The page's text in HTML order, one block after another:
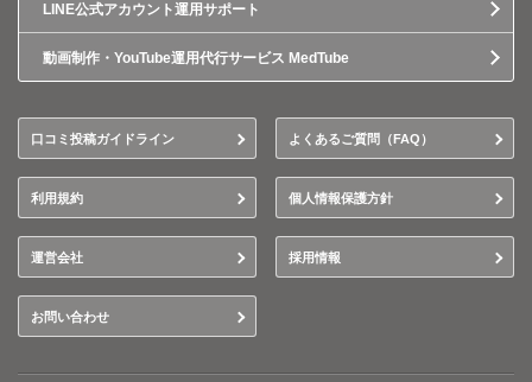
LINE公式アカウント運用サポート
動画制作・YouTube運用代行サービス MedTube
口コミ投稿ガイドライン よくあるご質問（FAQ）
利用規約 個人情報保護方針
運営会社 採用情報
お問い合わせ